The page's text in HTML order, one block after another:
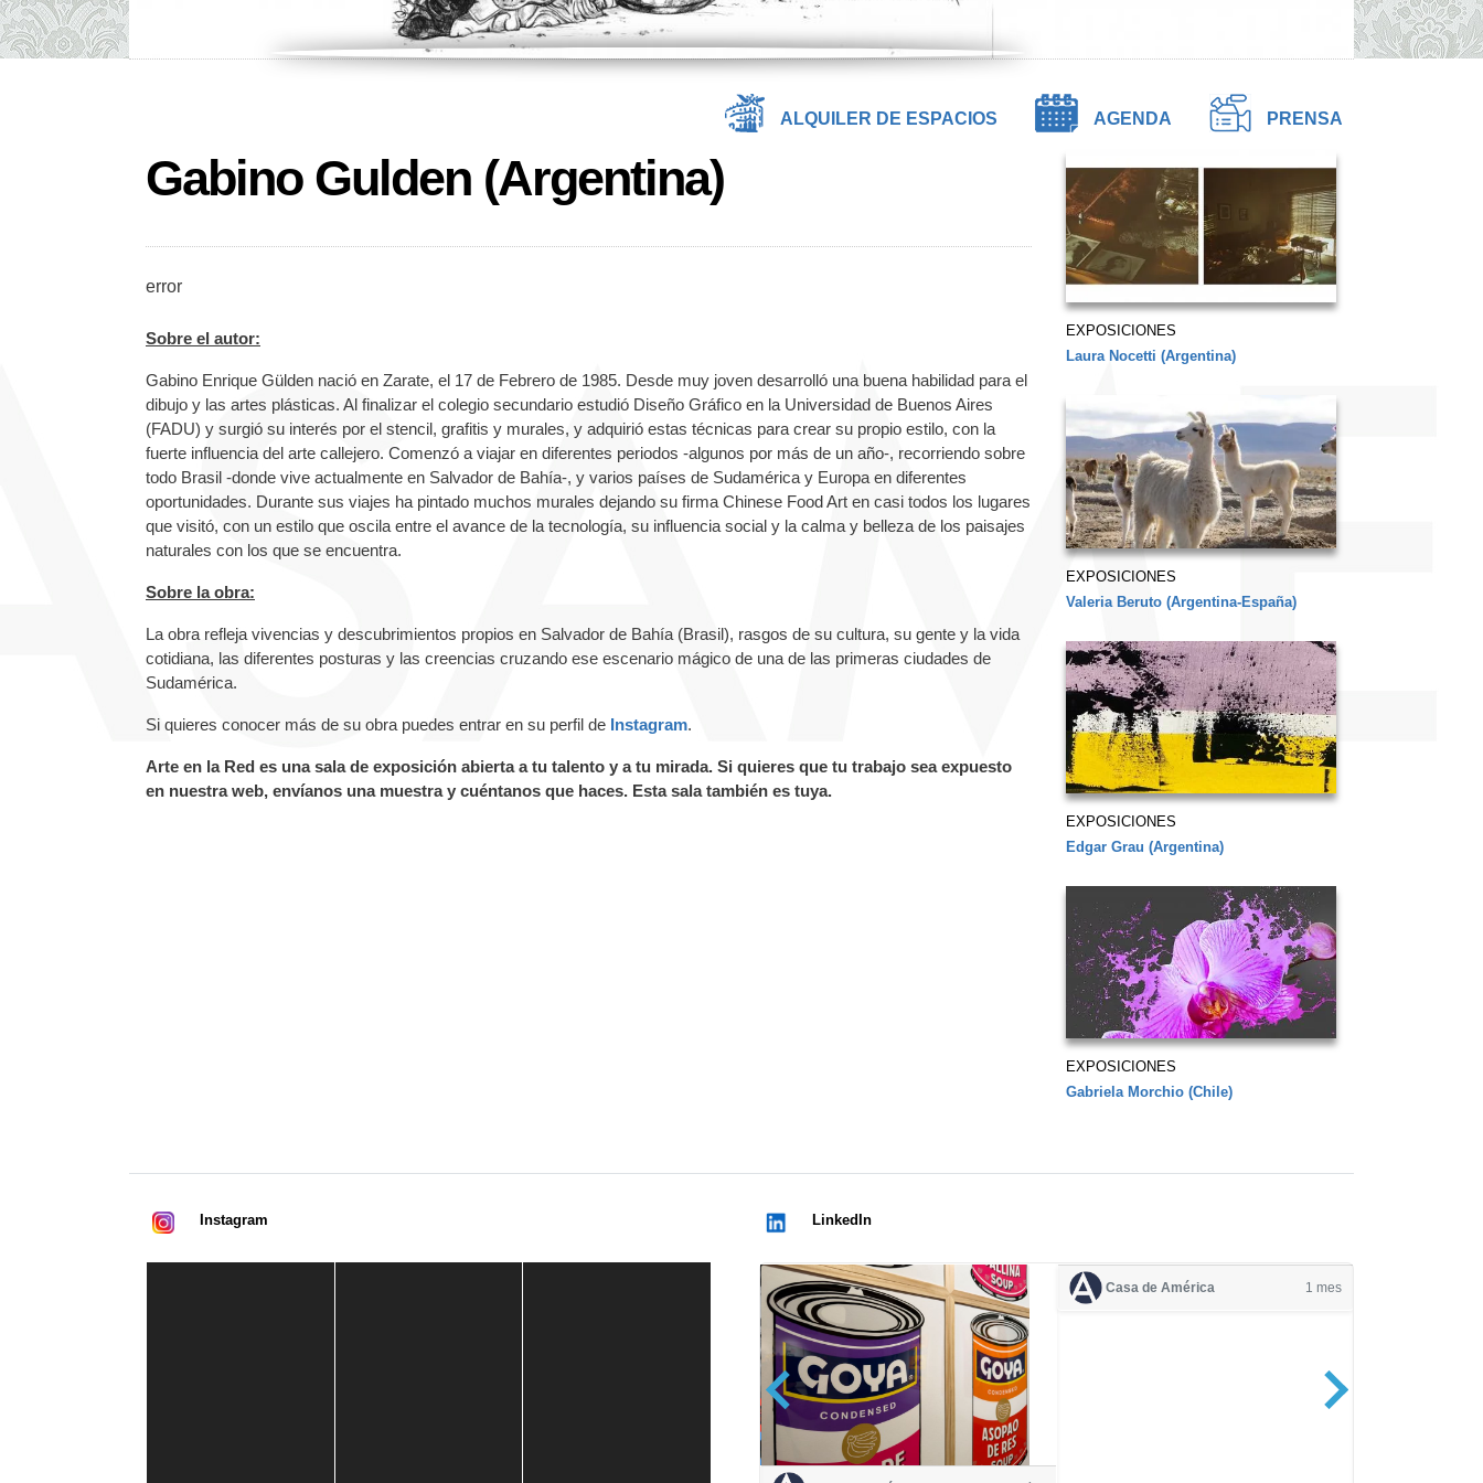
ALQUILER DE ESPACIOS AGENDA PRENSA
Gabino Gulden (Argentina)
error
Sobre el autor:
Gabino Enrique Gülden nació en Zarate, el 17 de Febrero de 1985. Desde muy joven desarrolló una buena habilidad para el
dibujo y las artes plásticas. Al finalizar el colegio secundario estudió Diseño Gráfico en la Universidad de Buenos Aires
(FADU) y surgió su interés por el stencil, grafitis y murales, y adquirió estas técnicas para crear su propio estilo, con la
fuerte influencia del arte callejero. Comenzó a viajar en diferentes periodos -algunos por más de un año-, recorriendo sobre
todo Brasil -donde vive actualmente en Salvador de Bahía-, y varios países de Sudamérica y Europa en diferentes
oportunidades. Durante sus viajes ha pintado muchos murales dejando su firma Chinese Food Art en casi todos los lugares
que visitó, con un estilo que oscila entre el avance de la tecnología, su influencia social y la calma y belleza de los paisajes
naturales con los que se encuentra.
Sobre la obra:
La obra refleja vivencias y descubrimientos propios en Salvador de Bahía (Brasil), rasgos de su cultura, su gente y la vida
cotidiana, las diferentes posturas y las creencias cruzando ese escenario mágico de una de las primeras ciudades de
Sudamérica.
Si quieres conocer más de su obra puedes entrar en su perfil de Instagram.
Arte en la Red es una sala de exposición abierta a tu talento y a tu mirada. Si quieres que tu trabajo sea expuesto
en nuestra web, envíanos una muestra y cuéntanos que haces. Esta sala también es tuya.
EXPOSICIONES
Laura Nocetti (Argentina)
EXPOSICIONES
Valeria Beruto (Argentina-España)
EXPOSICIONES
Edgar Grau (Argentina)
EXPOSICIONES
Gabriela Morchio (Chile)
Instagram LinkedIn
Casa de América 1 mes